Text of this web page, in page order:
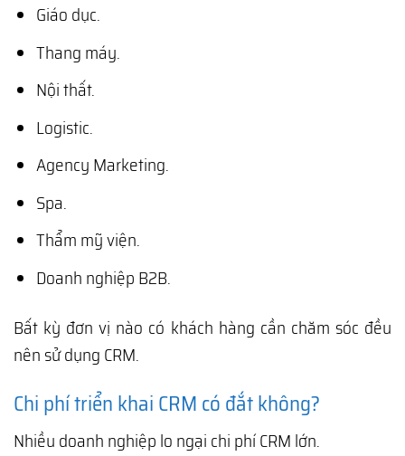
Giáo dục.
Thang máy.
Nội thất.
Logistic.
Agency Marketing.
Spa.
Thẩm mỹ viện.
Doanh nghiệp B2B.
Bất kỳ đơn vị nào có khách hàng cần chăm sóc đều
nên sử dụng CRM.
Chi phí triển khai CRM có đắt không?
Nhiều doanh nghiệp lo ngại chi phí CRM lớn.